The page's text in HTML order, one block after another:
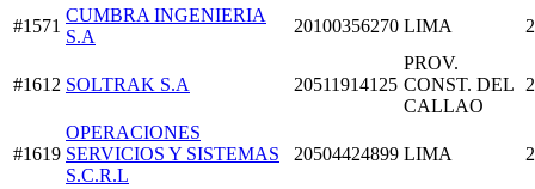
#1571
CUMBRA INGENIERIA
S.A
20100356270 LIMA
#1612 SOLTRAK S.A 20511914125
PROV.
CONST. DEL
CALLAO
#1619
OPERACIONES
SERVICIOS Y SISTEMAS
S.C.R.L
20504424899 LIMA